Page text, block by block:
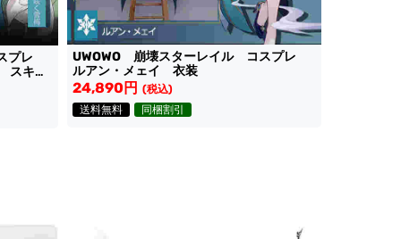
プレ
スキ
UWOWO 崩壊スターレイル コスプレ
ルアン・メェイ 衣装
24,890円 (税込)
送料無料
同梱割引